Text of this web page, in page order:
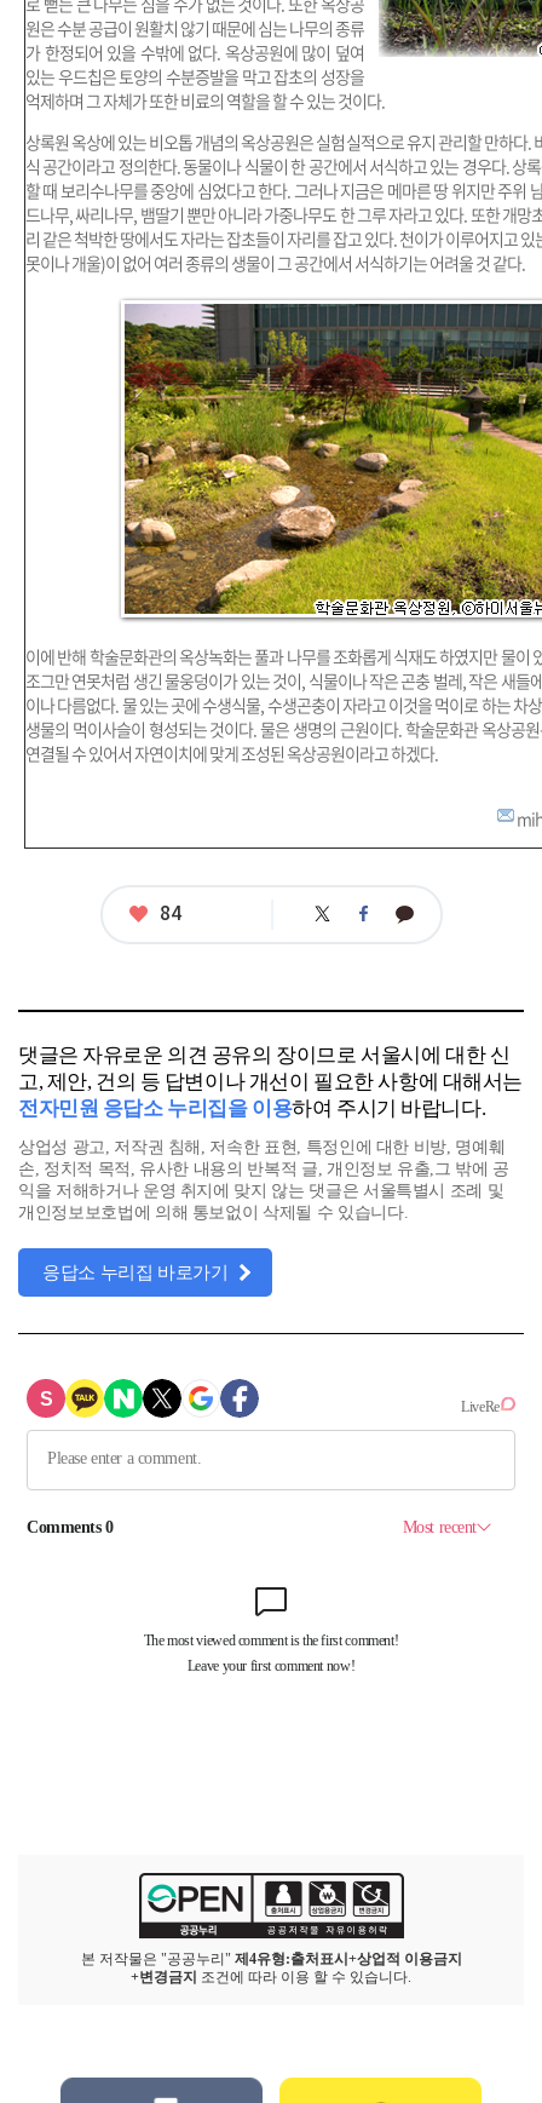
원은 수분 공급이 원활치 않기 때문에 심는 나무의 종류
가 한정되어 있을 수밖에 없다. 옥상공원에 많이 덮여
있는 우드칩은 토양의 수분증발을 막고 잡초의 성장을
억제하며 그 자체가 또한 비료의 역할을 할 수 있는 것이다.
상록원 옥상에 있는 비오톱 개념의 옥상공원은 실험실적으로 유지 관리할 만하다.
식 공간이라고 정의한다. 동물이나 식물이 한 공간에서 서식하고 있는 경우다. 상
할 때 보리수나무를 중앙에 심었다고 한다. 그러나 지금은 메마른 땅 위지만 주위
드나무, 싸리나무, 뱀딸기 뿐만 아니라 가중나무도 한 그루 자라고 있다. 또한 개망
리 같은 척박한 땅에서도 자라는 잡초들이 자리를 잡고 있다. 천이가 이루어지고
못이나 개울)이 없어 여러 종류의 생물이 그 공간에서 서식하기는 어려울 것 같다.
이에 반해 학술문화관의 옥상녹화는 풀과 나무를 조화롭게 식재도 하였지만 물이
조그만 연못처럼 생긴 물웅덩이가 있는 것이, 식물이나 작은 곤충 벌레, 작은 새들
이나 다름없다. 물 있는 곳에 수생식물, 수생곤충이 자라고 이것을 먹이로 하는 차
생물의 먹이사슬이 형성되는 것이다. 물은 생명의 근원이다. 학술문화관 옥상공
연결될 수 있어서 자연이치에 맞게 조성된 옥상공원이라고 하겠다.
좋
84
트
페
카
카
댓글은 자유로운 의견 공유의 장이므로 서울시에 대한 신
고, 제안, 건의 등 답변이나 개선이 필요한 사항에 대해서는
전자민원 응답소 누리집을 이용하여 주시기 바랍니다.
상업성 광고, 저작권 침해, 저속한 표현, 특정인에 대한 비방, 명예훼
손, 정치적 목적, 유사한 내용의 반복적 글, 개인정보 유출,그 밖에 공
익을 저해하거나 운영 취지에 맞지 않는 댓글은 서울특별시 조례 및
개인정보보호법에 의해 통보없이 삭제될 수 있습니다.
응답소 누리집 바로가기
본 저작물은 "공공누리" 제4유형:출처표시+상업적 이용금지
+변경금지 조건에 따라 이용 할 수 있습니다.